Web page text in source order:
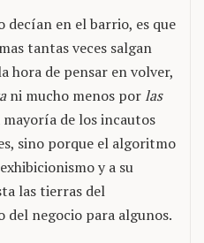
decían en el barrio, es que
tantas veces salgan
hora de pensar en volver,
ni mucho menos porlas
mayoría de los incautos
sino porque el algoritmo
y a su
las tierras del
del negocio para algunos.